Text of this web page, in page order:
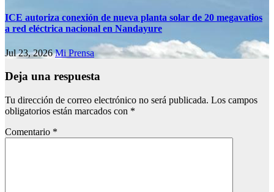
ICE autoriza conexión de nueva planta solar de 20 megavatios
a red eléctrica nacional en Nandayure
Jul 23, 2026Mi Prensa
Deja una respuesta
Tu dirección de correo electrónico no será publicada. Los campos
obligatorios están marcados con *
Comentario *